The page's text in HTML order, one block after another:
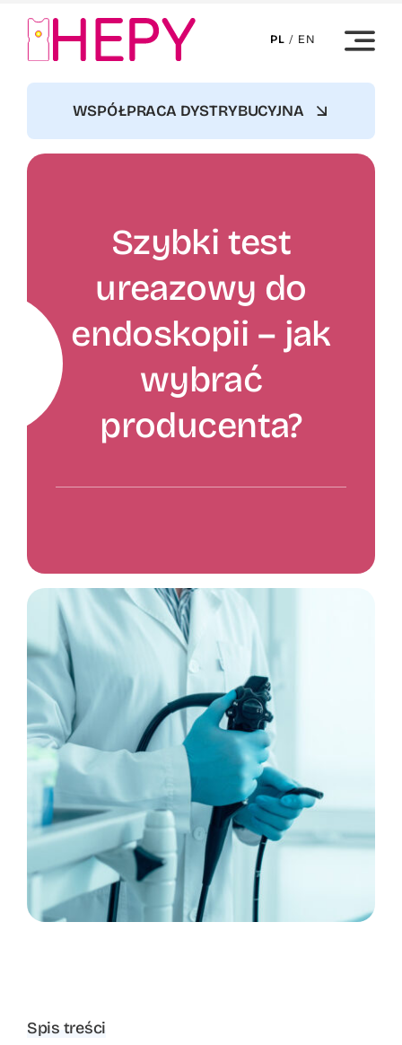
Skip
content
PL / EN
WSPÓŁPRACA DYSTRYBUCYJNA
Szybki test
ureazowy do
endoskopii – jak
wybrać
producenta?
Spis treści